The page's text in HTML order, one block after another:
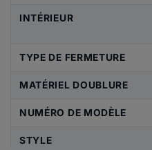
INTÉRIEUR
TYPE DE FERMETURE
MATÉRIEL DOUBLURE
NUMÉRO DE MODÈLE
STYLE